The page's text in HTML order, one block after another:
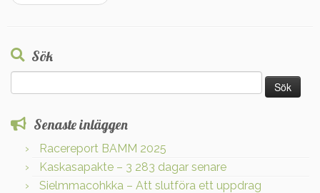
Sök
efter:
Senaste inläggen
Racereport BAMM 2025
Kaskasapakte – 3 283 dagar senare
Sielmmacohkka – Att slutföra ett uppdrag